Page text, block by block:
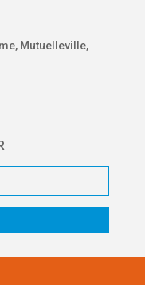
Mutuelleville,